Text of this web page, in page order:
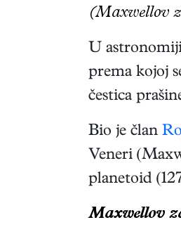
(Maxwellov
U
prema kojoj
čestica
Bio je član
Veneri
planetoid
Maxwellov